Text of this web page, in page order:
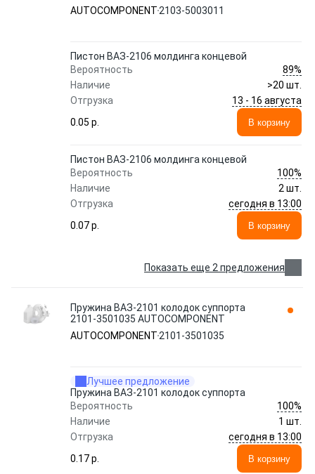
AUTOCOMPONENT 2103-5003011
Пистон ВАЗ-2106 молдинга концевой
Вероятность
89%
Наличие
>20 шт.
Отгрузка
13 - 16 августа
0.05 p.
В корзину
Пистон ВАЗ-2106 молдинга концевой
Вероятность
100%
Наличие
2 шт.
Отгрузка
сегодня в 13:00
0.07 p.
В корзину
Показать еще 2 предложения
Пружина ВАЗ-2101 колодок суппорта
2101-3501035 AUTOCOMPONENT
AUTOCOMPONENT 2101-3501035
Лучшее предложение
Пружина ВАЗ-2101 колодок суппорта
Вероятность
100%
Наличие
1 шт.
Отгрузка
сегодня в 13:00
0.17 p.
В корзину